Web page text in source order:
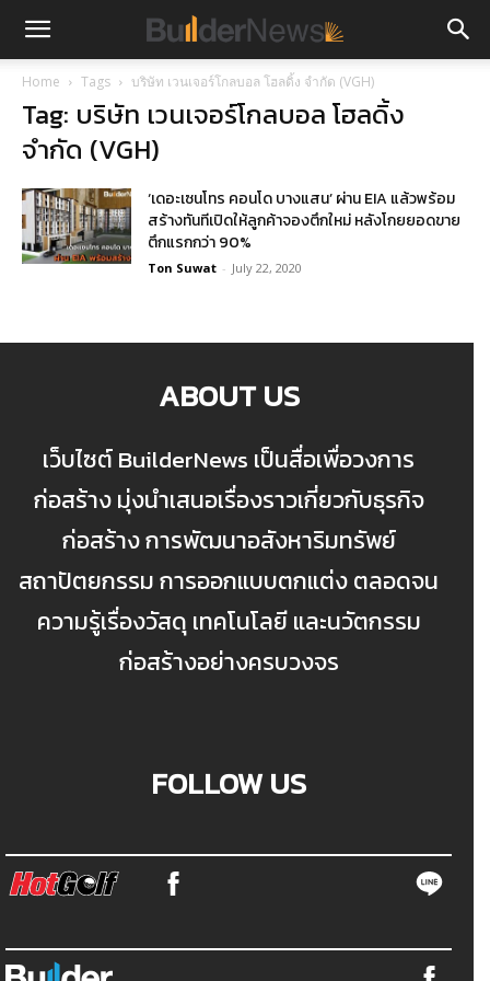
Home Tags บริษัท เวนเจอร์โกลบอล โฮลดิ้ง จำกัด (VGH)
Tag: บริษัท เวนเจอร์โกลบอล โฮลดิ้ง
จำกัด (VGH)
‘เดอะเซนโทร คอนโด บางแสน’ ผ่าน EIA แล้วพร้อม
สร้างทันทีเปิดให้ลูกค้าจองตึกใหม่ หลังโกยยอดขาย
ตึกแรกกว่า 90%
Ton Suwat - July 22, 2020
ABOUT US
เว็บไซต์ BuilderNews เป็นสื่อเพื่อวงการ
ก่อสร้าง มุ่งนำเสนอเรื่องราวเกี่ยวกับธุรกิจ
ก่อสร้าง การพัฒนาอสังหาริมทรัพย์
สถาปัตยกรรม การออกแบบตกแต่ง ตลอดจน
ความรู้เรื่องวัสดุ เทคโนโลยี และนวัตกรรม
ก่อสร้างอย่างครบวงจร
FOLLOW US